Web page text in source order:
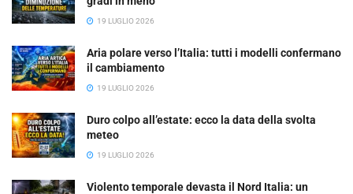
19 LUGLIO 2026
Aria polare verso l’Italia: tutti i modelli confermano
il cambiamento
19 LUGLIO 2026
Duro colpo all’estate: ecco la data della svolta
meteo
19 LUGLIO 2026
Violento temporale devasta il Nord Italia: un